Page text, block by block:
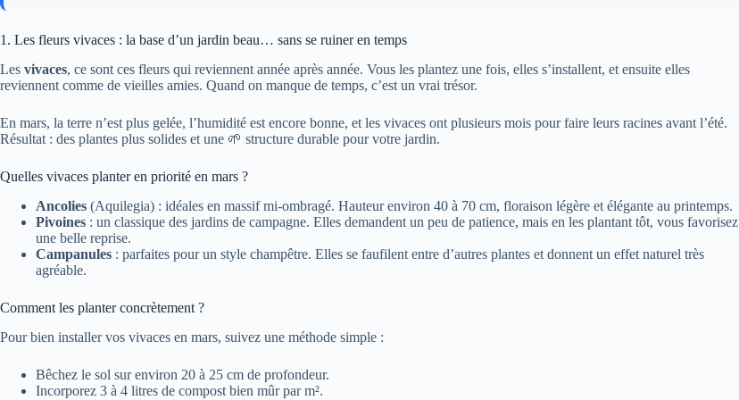
1. Les fleurs vivaces : la base d’un jardin beau… sans se ruiner en temps
Les vivaces, ce sont ces fleurs qui reviennent année après année. Vous les plantez une fois, elles s’installent, et ensuite elles
reviennent comme de vieilles amies. Quand on manque de temps, c’est un vrai trésor.
En mars, la terre n’est plus gelée, l’humidité est encore bonne, et les vivaces ont plusieurs mois pour faire leurs racines avant l’été.
Résultat : des plantes plus solides et une 🌱 structure durable pour votre jardin.
Quelles vivaces planter en priorité en mars ?
Ancolies (Aquilegia) : idéales en massif mi-ombragé. Hauteur environ 40 à 70 cm, floraison légère et élégante au printemps.
Pivoines : un classique des jardins de campagne. Elles demandent un peu de patience, mais en les plantant tôt, vous favorisez
une belle reprise.
Campanules : parfaites pour un style champêtre. Elles se faufilent entre d’autres plantes et donnent un effet naturel très
agréable.
Comment les planter concrètement ?
Pour bien installer vos vivaces en mars, suivez une méthode simple :
Bêchez le sol sur environ 20 à 25 cm de profondeur.
Incorporez 3 à 4 litres de compost bien mûr par m².